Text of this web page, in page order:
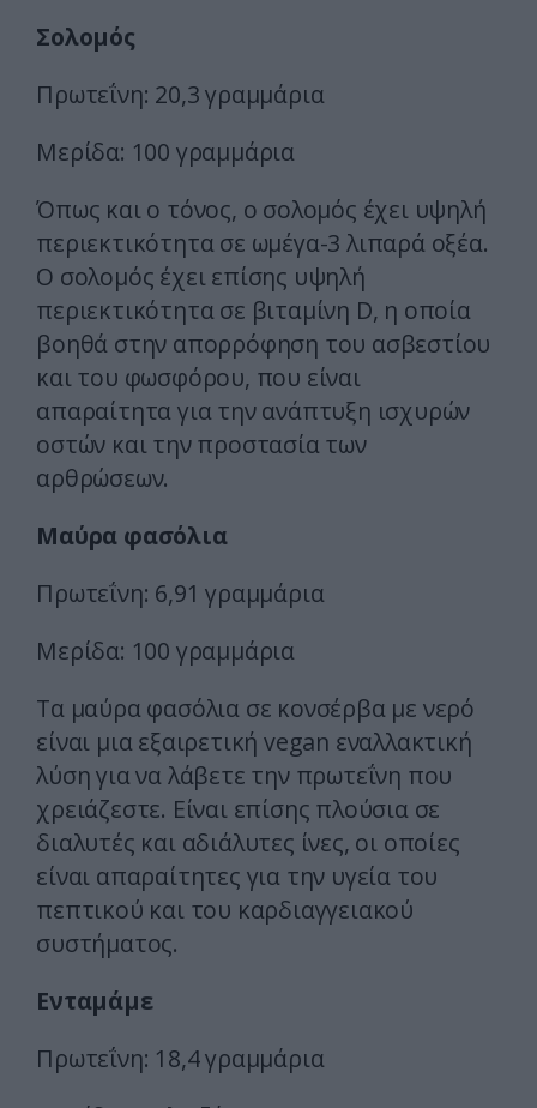
Σολομός
Πρωτεΐνη: 20,3 γραμμάρια
Μερίδα: 100 γραμμάρια
Όπως και ο τόνος, ο σολομός έχει υψηλή
περιεκτικότητα σε ωμέγα-3 λιπαρά οξέα.
Ο σολομός έχει επίσης υψηλή
περιεκτικότητα σε βιταμίνη D, η οποία
βοηθά στην απορρόφηση του ασβεστίου
και του φωσφόρου, που είναι
απαραίτητα για την ανάπτυξη ισχυρών
οστών και την προστασία των
αρθρώσεων.
Μαύρα φασόλια
Πρωτεΐνη: 6,91 γραμμάρια
Μερίδα: 100 γραμμάρια
Τα μαύρα φασόλια σε κονσέρβα με νερό
είναι μια εξαιρετική vegan εναλλακτική
λύση για να λάβετε την πρωτεΐνη που
χρειάζεστε. Είναι επίσης πλούσια σε
διαλυτές και αδιάλυτες ίνες, οι οποίες
είναι απαραίτητες για την υγεία του
πεπτικού και του καρδιαγγειακού
συστήματος.
Ενταμάμε
Πρωτεΐνη: 18,4 γραμμάρια